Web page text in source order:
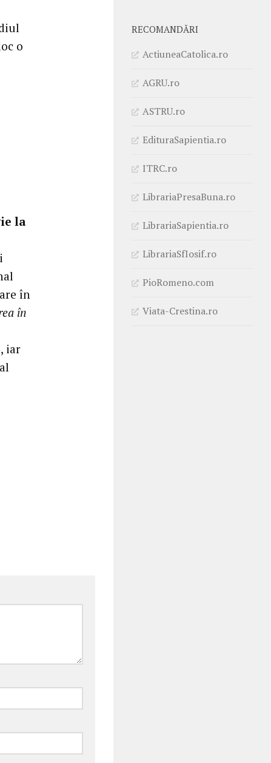
o
la
în
în
iar
RECOMANDĂRI
ActiuneaCatolica.ro
AGRU.ro
ASTRU.ro
EdituraSapientia.ro
ITRC.ro
LibrariaPresaBuna.ro
LibrariaSapientia.ro
LibrariaSfIosif.ro
PioRomeno.com
Viata-Crestina.ro